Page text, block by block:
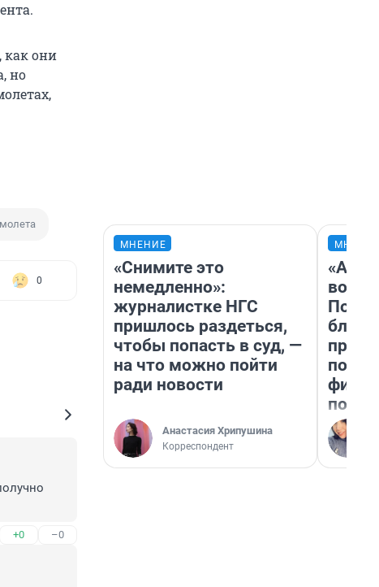
как они
но
0
+0 –0
МНЕНИЕ
«Снимите это
немедленно»:
журналистке НГС
пришлось раздеться,
чтобы попасть в суд, —
на что можно пойти
ради новости
Анастасия Хрипушина
Корреспондент
вот